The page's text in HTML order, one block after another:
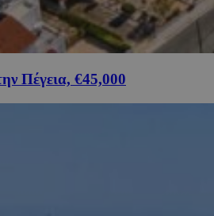
Πέγεια, €45,000